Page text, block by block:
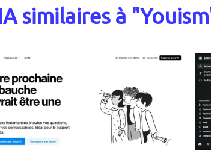
similaires à